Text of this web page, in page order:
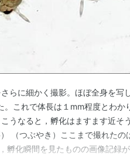
らに細かく撮影。ほぼ全身を写
これで体長は１mm程度とわか
うなると，孵化はますます近そ
（つぶやき）ここまで撮れたの
孵化瞬間を見たものの画像記録